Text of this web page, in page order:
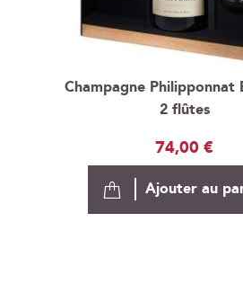
Champagne Philipponnat
2 flûtes
74,00 €
Ajouter au